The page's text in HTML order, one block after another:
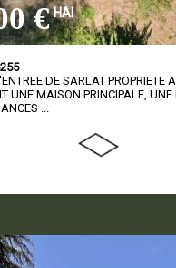
€ HAI
DE SARLAT PROPRIETE
UNE MAISON PRINCIPALE,
...